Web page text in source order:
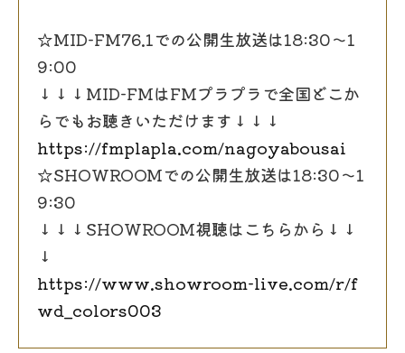
☆MID-FM76.1での公開生放送は18:30〜1
9:00
↓↓↓MID-FMはFMプラプラで全国どこか
らでもお聴きいただけます↓↓↓
https://fmplapla.com/nagoyabousai
☆SHOWROOMでの公開生放送は18:30〜1
9:30
↓↓↓SHOWROOM視聴はこちらから↓↓
↓
https://www.showroom-live.com/r/f
wd_colors003